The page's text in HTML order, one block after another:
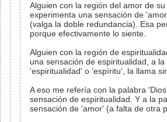
Alguien con la región del amor de
experimenta una sensación de
(valga la doble redundancia). Esa
porque efectivamente lo siente.
Alguien con la región de
una sensación de espiritualidad, a
'espiritualidad' o 'espíritu', la llama
A eso me refería con la palabra
sensación de espiritualidad. Y a la
sensación de 'amor' (a falta de otra